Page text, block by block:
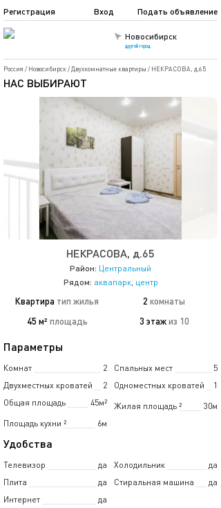
Новосибирск
другой город
Подать объявление
Регистрация Вход
Россия / Новосибирск/ Двухкомнатные квартиры / НЕКРАСОВА, д.65
НАС ВЫБИРАЮТ
НЕКРАСОВА, д.65
Район: Центральный
Рядом: аквапарк, центр
Квартира тип жилья 2 комнаты
45 м² площадь 3 этаж из 10
Параметры
Комнат 2 Спальных мест
5
Двухместных кроватей
2 Одноместных кроватей
1
Общая площадь
45м² Жилая площадь 30м
²
Площадь кухни
6м
²
Удобства
Телевизор да Холодильник
да
Плита
да Стиральная машина
да
Интернет
да